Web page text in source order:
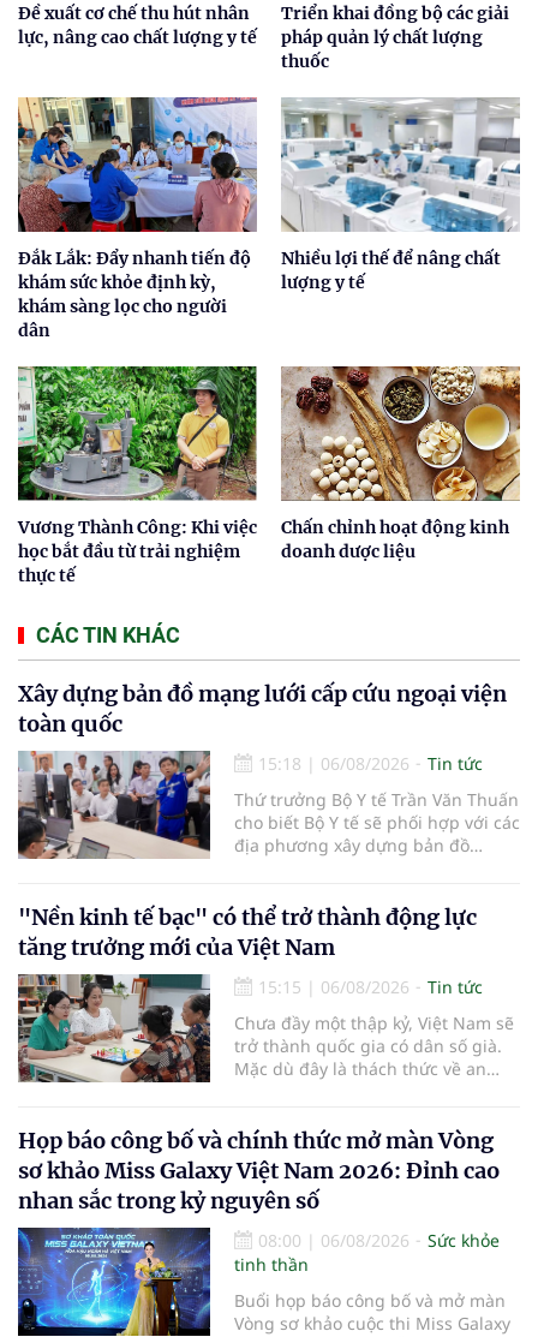
Đề xuất cơ chế thu hút nhân
lực, nâng cao chất lượng y tế
Triển khai đồng bộ các giải
pháp quản lý chất lượng
thuốc
Đắk Lắk: Đẩy nhanh tiến độ
khám sức khỏe định kỳ,
khám sàng lọc cho người
dân
Nhiều lợi thế để nâng chất
lượng y tế
Vương Thành Công: Khi việc
học bắt đầu từ trải nghiệm
thực tế
Chấn chỉnh hoạt động kinh
doanh dược liệu
CÁC TIN KHÁC
Xây dựng bản đồ mạng lưới cấp cứu ngoại viện
toàn quốc
15:18 | 06/08/2026
Tin tức
Thứ trưởng Bộ Y tế Trần Văn Thuấn
cho biết Bộ Y tế sẽ phối hợp với các
địa phương xây dựng bản đồ
thiện cơ chế tài chính và đa dạng
hóa phương tiện nhằm nâng cao
năng lực cấp cứu trước viện trên
phạm vi cả nước.
"Nền kinh tế bạc" có thể trở thành động lực
tăng trưởng mới của Việt Nam
15:15 | 06/08/2026
Tin tức
Chưa đầy một thập kỷ, Việt Nam sẽ
trở thành quốc gia có dân số già.
Mặc dù đây là thách thức về an
có giá trị hàng tỷ USD.
Họp báo công bố và chính thức mở màn Vòng
sơ khảo Miss Galaxy Việt Nam 2026: Đỉnh cao
nhan sắc trong kỷ nguyên số
08:00 | 06/08/2026
Sức khỏe
tinh thần
Buổi họp báo công bố và mở màn
Vòng sơ khảo cuộc thi Miss Galaxy